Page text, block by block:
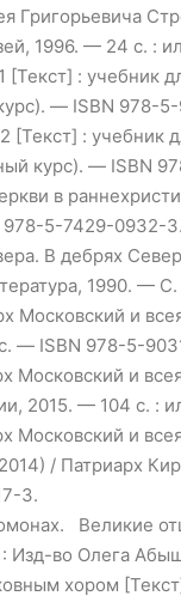
Григорьевича
1996. — 24 с. :
[Текст] :
— ISBN 978-
[Текст] :
курс). — ISBN
в
5-7429-0932-3.
В дебрях
1990. —
Московский и
— ISBN 978-5-
Московский и
2015. — 104 с.
Московский и
/ Патриарх
3.
Великие
во Олега
хором